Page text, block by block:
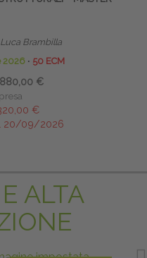
Brambilla
2026∙ 50 ECM
€
€
20/09/2026
ALTA